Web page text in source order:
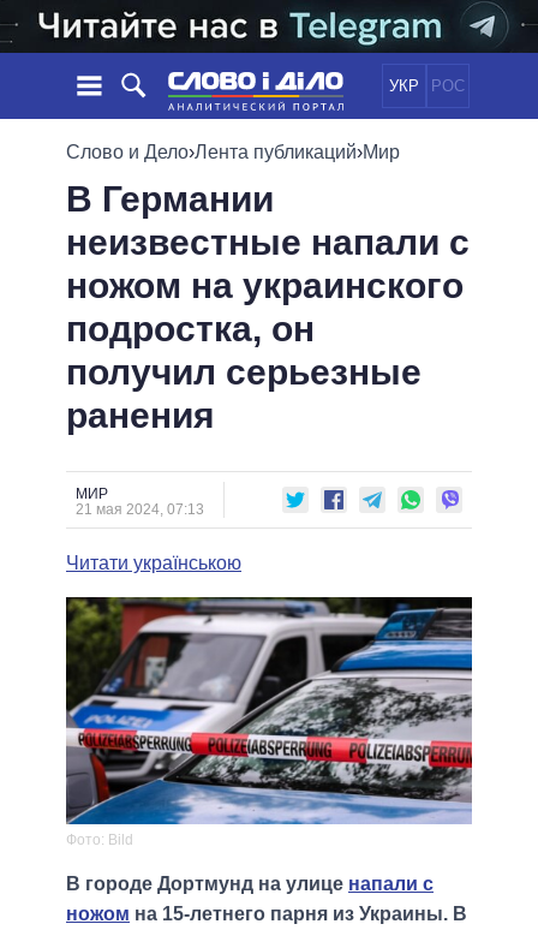
УКР РОС
НОВОСТИ
ЛЕНТА
СОБЫТИЯ
СТАТЬИ
ОБЗОРЫ
ДАЙДЖЕСТЫ
ЭКОНОМИКА
ОБЩЕСТВО
МИР
ОБЕЩАНИЯ
ПОЛИТИКИ
ПРЕЗИДЕНТ И ОФИС
ВЕРХОВНАЯ РАДА
КАБИНЕТ МИНИСТРОВ
МЭРЫ
ВСЕ ПЕРСОНЫ
ИНФОГРАФИКА
ВИДЕО
ПОДДЕРЖАТЬ
СРАВНЕНИЕ ПОЛИТИКОВ
Слово и Дело›Лента публикаций›Мир
В Германии
неизвестные напали с
ножом на украинского
подростка, он
получил серьезные
ранения
МИР
21 мая 2024, 07:13
Читати українською
Фото: Bild
В городе Дортмунд на улице напали с
ножом на 15-летнего парня из Украины. В